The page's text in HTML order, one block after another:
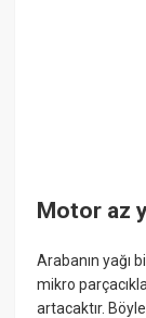
Motor az
Arabanın yağı
mikro
artacaktır.